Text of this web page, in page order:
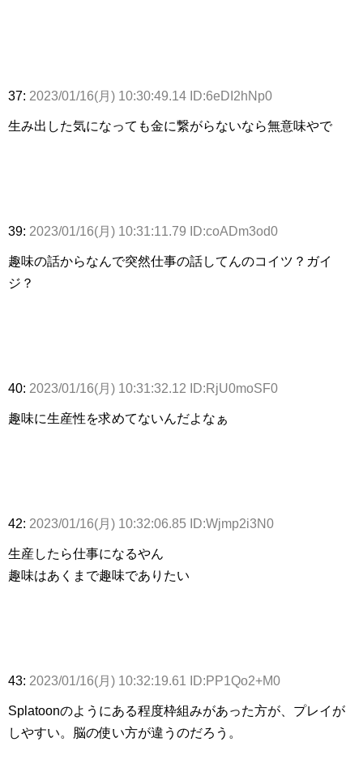
37: 2023/01/16(月) 10:30:49.14 ID:6eDI2hNp0
生み出した気になっても金に繋がらないなら無意味やで
39: 2023/01/16(月) 10:31:11.79 ID:coADm3od0
趣味の話からなんで突然仕事の話してんのコイツ？ガイ
ジ？
40: 2023/01/16(月) 10:31:32.12 ID:RjU0moSF0
趣味に生産性を求めてないんだよなぁ
42: 2023/01/16(月) 10:32:06.85 ID:Wjmp2i3N0
生産したら仕事になるやん
趣味はあくまで趣味でありたい
43: 2023/01/16(月) 10:32:19.61 ID:PP1Qo2+M0
Splatoonのようにある程度枠組みがあった方が、プレイが
しやすい。脳の使い方が違うのだろう。